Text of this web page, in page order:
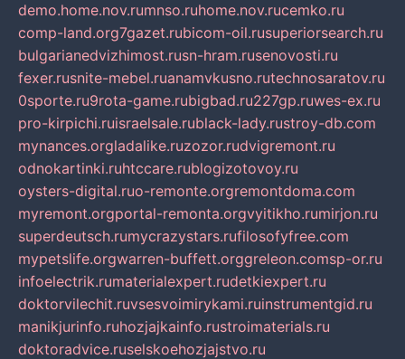
demo.home.nov.rumnso.ruhome.nov.rucemko.ru
comp-land.org7gazet.rubicom-oil.rusuperiorsearch.ru
bulgarianedvizhimost.rusn-hram.rusenovosti.ru
fexer.rusnite-mebel.ruanamvkusno.rutechnosaratov.ru
0sporte.ru9rota-game.rubigbad.ru227gp.ruwes-ex.ru
pro-kirpichi.ruisraelsale.rublack-lady.rustroy-db.com
mynances.orgladalike.ruzozor.rudvigremont.ru
odnokartinki.ruhtccare.rublogizotovoy.ru
oysters-digital.ruo-remonte.orgremontdoma.com
myremont.orgportal-remonta.orgvyitikho.rumirjon.ru
superdeutsch.rumycrazystars.rufilosofyfree.com
mypetslife.orgwarren-buffett.orggreleon.comsp-or.ru
infoelectrik.rumaterialexpert.rudetkiexpert.ru
doktorvilechit.ruvsesvoimirykami.ruinstrumentgid.ru
manikjurinfo.ruhozjajkainfo.rustroimaterials.ru
doktoradvice.ruselskoehozjajstvo.ru